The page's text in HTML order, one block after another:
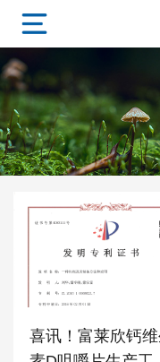
喜讯！富莱欣钙维